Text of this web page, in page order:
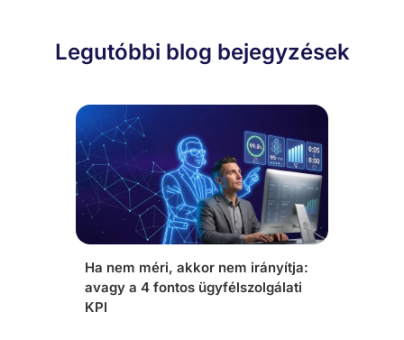
Legutóbbi blog bejegyzések
Ha nem méri, akkor nem irányítja:
avagy a 4 fontos ügyfélszolgálati
KPI